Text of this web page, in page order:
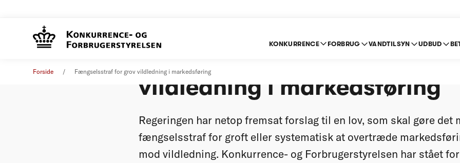
KONKURRENCE FORBRUG VANDTILSYN UDBUD
Forside Fængselsstraf for grov vildledning i markedsføring
vildledning i markedsføring
Regeringen har netop fremsat forslag til en lov, som skal gøre det
fængselsstraf for groft eller systematisk at overtræde
mod vildledning. Konkurrence- og Forbrugerstyrelsen har stået